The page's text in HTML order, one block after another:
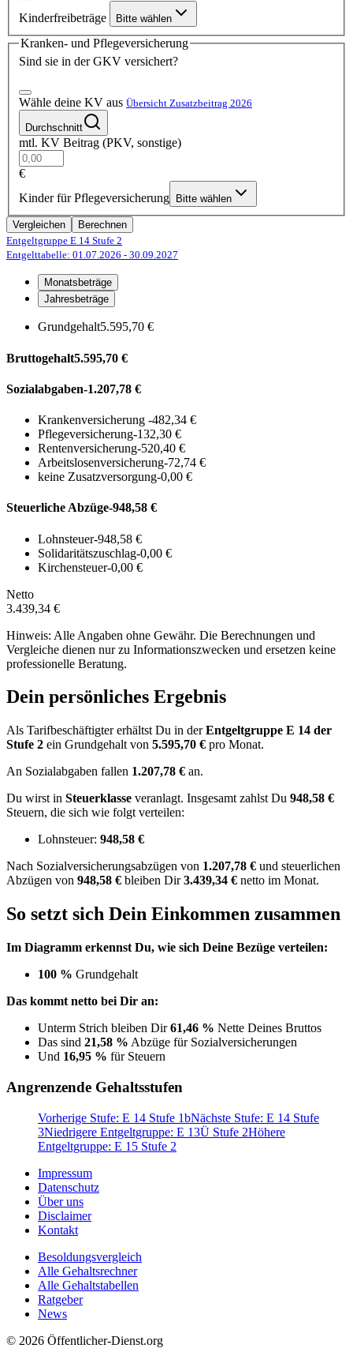
Kinderfreibeträge Bitte wählen
Kranken- und Pflegeversicherung
Sind sie in der GKV versichert?
Wähle deine KV aus Übersicht Zusatzbeitrag 2026
Durchschnitt
mtl. KV Beitrag (PKV, sonstige)
€
Kinder für Pflegeversicherung
Bitte wählen
Vergleichen
Berechnen
Entgeltgruppe E 14 Stufe 2
Entgelttabelle: 01.07.2026 - 30.09.2027
Monatsbeträge
Jahresbeträge
Grundgehalt5.595,70 €
Bruttogehalt5.595,70 €
Sozialabgaben-1.207,78 €
Krankenversicherung -482,34 €
Pflegeversicherung-132,30 €
Rentenversicherung-520,40 €
Arbeitslosenversicherung-72,74 €
keine Zusatzversorgung-0,00 €
Steuerliche Abzüge-948,58 €
Lohnsteuer-948,58 €
Solidaritätszuschlag-0,00 €
Kirchensteuer-0,00 €
Netto
3.439,34 €
Hinweis: Alle Angaben ohne Gewähr. Die Berechnungen und
Vergleiche dienen nur zu Informationszwecken und ersetzen keine
professionelle Beratung.
Dein persönliches Ergebnis
Als Tarifbeschäftigter erhältst Du in derEntgeltgruppe E 14 der
Stufe 2 ein Grundgehalt von 5.595,70 € pro Monat.
An Sozialabgaben fallen 1.207,78 € an.
Du wirst in Steuerklasse veranlagt. Insgesamt zahlst Du 948,58 €
Steuern, die sich wie folgt verteilen:
Lohnsteuer: 948,58 €
Nach Sozialversicherungsabzügen von 1.207,78 € und steuerlichen
Abzügen von 948,58 € bleiben Dir3.439,34 € netto im Monat.
So setzt sich Dein Einkommen zusammen
Im Diagramm erkennst Du, wie sich Deine Bezüge verteilen:
100 % Grundgehalt
Das kommt netto bei Dir an:
Unterm Strich bleiben Dir61,46 % Nette Deines Bruttos
Das sind 21,58 % Abzüge für Sozialversicherungen
Und 16,95 % für Steuern
Angrenzende Gehaltsstufen
Vorherige Stufe: E 14 Stufe 1bNächste Stufe: E 14 Stufe
3Niedrigere Entgeltgruppe: E 13Ü Stufe 2Höhere
Entgeltgruppe: E 15 Stufe 2
Impressum
Datenschutz
Über uns
Disclaimer
Kontakt
Besoldungsvergleich
Alle Gehaltsrechner
Alle Gehaltstabellen
Ratgeber
News
© 2026 Öffentlicher-Dienst.org